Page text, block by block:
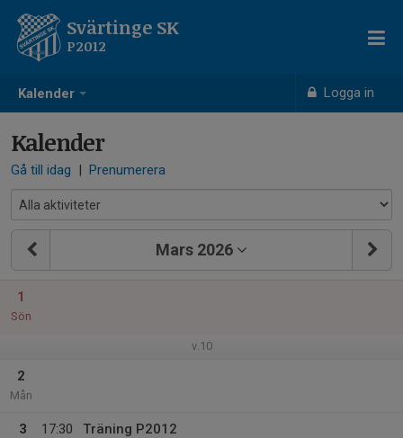
Kalender Logga in
Svärtinge SK
P2012
Kalender
Gå till idag | Prenumerera
Mars 2026
1
Sön
v.10
2
Mån
3
17:30
Träning P2012